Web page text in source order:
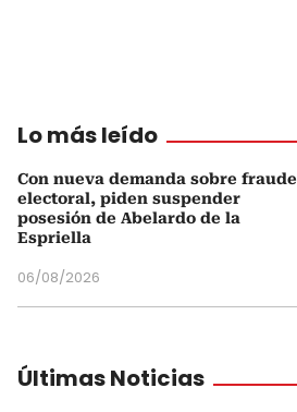
Lo más leído
Con nueva demanda sobre fraude
electoral, piden suspender
posesión de Abelardo de la
Espriella
06/08/2026
Últimas Noticias